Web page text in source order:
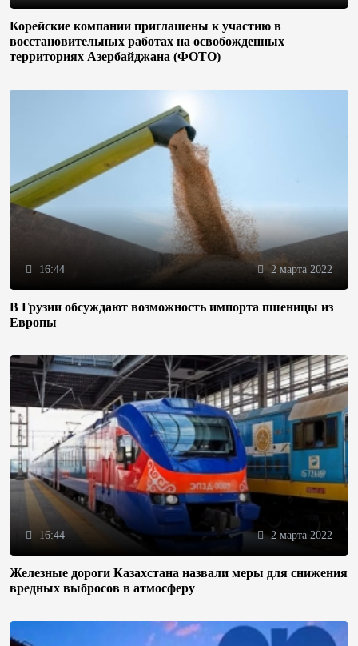
Корейские компании приглашены к участию в
восстановительных работах на освобожденных
территориях Азербайджана (ФОТО)
16:44 2 марта 2022
В Грузии обсуждают возможность импорта пшеницы из
Европы
16:44 2 марта 2022
Железные дороги Казахстана назвали меры для снижения
вредных выбросов в атмосферу